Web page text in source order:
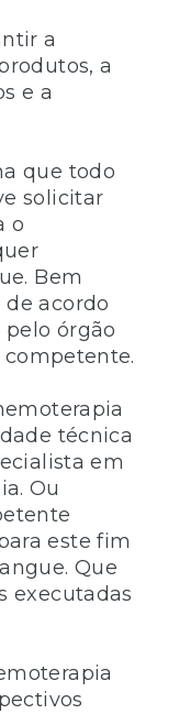
a
a
e a
que todo
solicitar
o
Bem
de acordo
órgão
técnica
em
Ou
este fim
Que
executadas